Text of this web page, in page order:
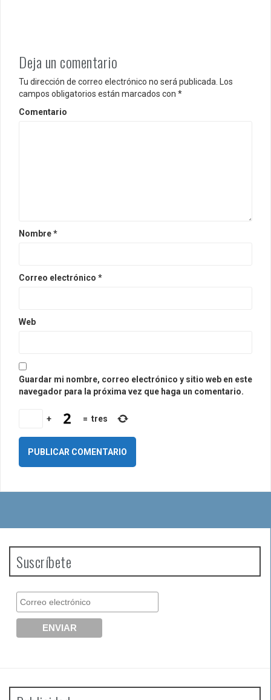
Deja un comentario
Tu dirección de correo electrónico no será publicada.
Los
campos obligatorios están marcados con *
Comentario
Nombre*
Correo electrónico *
Web
Guardar mi nombre, correo electrónico y sitio web en este
navegador para la próxima vez que haga un comentario.
+ = tres
Suscríbete